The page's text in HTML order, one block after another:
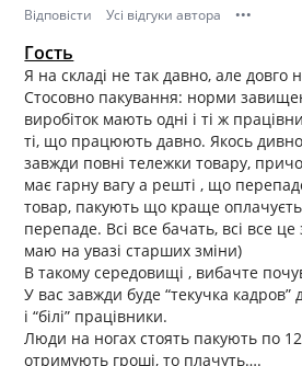
Відповісти Усі відгуки автора •••
Гость
Я на складі не так давно, але
Стосовно пакування: норми
виробіток мають одні і ті ж
ті, що працюють давно. Якось
завжди повні тележки товару,
має гарну вагу а решті , що
товар, пакують що краще
перепаде. Всі все бачать, всі все
маю на увазі старших зміни)
В такому середовищі , вибачте
У вас завжди буде “текучка кадров”
і “білі” працівники.
Люди на ногах стоять пакують по
отримують гроші, то плачуть….